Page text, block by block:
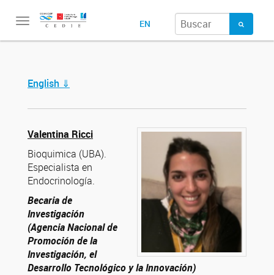
Toggle
EN
English ⇓
Valentina Ricci
Bioquimica (UBA).
Especialista en
Endocrinología.
Becaria de
Investigación
(Agencia Nacional de
Promoción de la
Investigación, el
Desarrollo Tecnológico y la Innovación)